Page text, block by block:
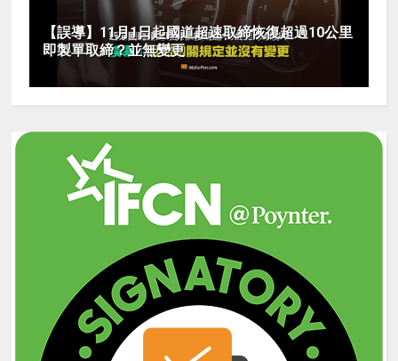
【誤導】11月1日起國道超速取締恢復超過10公里
即製單取締？並無變更